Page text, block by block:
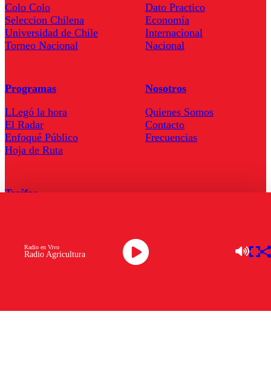
Radio Agricultura
Radio en Vivo
Colo Colo
Seleccion Chilena
Universidad de Chile
Torneo Nacional
Dato Practico
Economía
Internacional
Nacional
Programas
LLegó la hora
El Radar
Enfoqué Público
Hoja de Ruta
Nosotros
Quienes Somos
Contacto
Frecuencias
Tarifas
Descarga la APP